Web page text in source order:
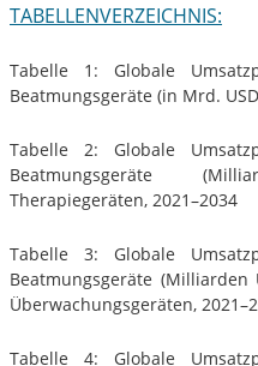
TABELLENVERZEICHNIS:
Tabelle 1: Globale
Beatmungsgeräte (in Mrd.
Tabelle 2: Globale
Beatmungsgeräte
Therapiegeräten, 2021–2034
Tabelle 3: Globale
Beatmungsgeräte (Milliarden
Überwachungsgeräten,
Tabelle 4: Globale